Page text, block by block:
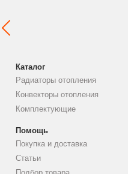
Каталог
Радиаторы отопления
Конвекторы отопления
Комплектующие
Помощь
Покупка и доставка
Статьи